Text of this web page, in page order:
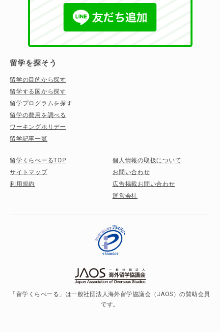
留学を探そう
留学の目的から探す
留学する国から探す
留学プログラムを探す
留学の費用を調べる
ワーキングホリデー
留学記事一覧
留学くらべーるTOP
サイトマップ
利用規約
個人情報の取扱について
お問い合わせ
広告掲載お問い合わせ
運営会社
「留学くらべーる」は一般社団法人海外留学協議会（JAOS）の賛助会員
です。